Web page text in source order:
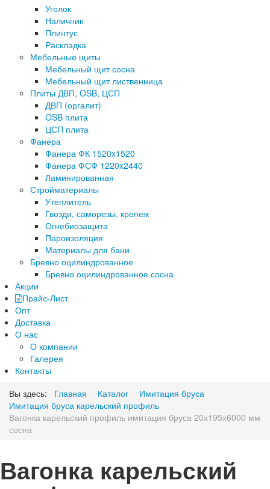
Уголок
Наличник
Плинтус
Раскладка
Мебельные щиты
Мебельный щит сосна
Мебельный щит лиственница
Плиты ДВП, OSB, ЦСП
ДВП (оргалит)
OSB плита
ЦСП плита
Фанера
Фанера ФК 1520x1520
Фанера ФСФ 1220x2440
Ламинированная
Стройматериалы
Утеплитель
Гвозди, саморезы, крепеж
Огнебиозащита
Пароизоляция
Материалы для бани
Бревно оцилиндрованное
Бревно оцилиндрованное сосна
Акции
Прайс-Лист
Опт
Доставка
О нас
О компании
Галерея
Контакты
Вы здесь:
Главная Каталог
Имитация бруса
Имитация бруса карельский профиль
Вагонка карельский профиль имитация бруса 20х195х6000 мм
сосна
Вагонка карельский